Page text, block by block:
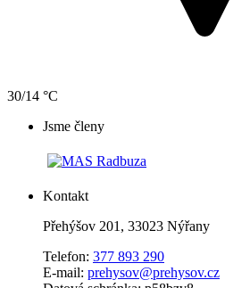
30/14 °C
Jsme členy
Kontakt
Přehýšov 201, 33023 Nýřany
Telefon: 377 893 290
E-mail: prehysov@prehysov.cz